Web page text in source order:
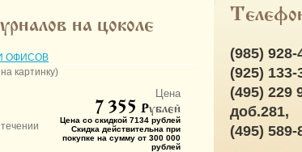
на цоколе
ОФИСОВ
картинку)
Цена
7 355 Pублей
Цена со скидкой 7134 рублей
Скидка действительна при
покупке на сумму от 300 000
рублей
(985) 928-
(925) 133-
(495) 229
доб.281,
(495) 589-